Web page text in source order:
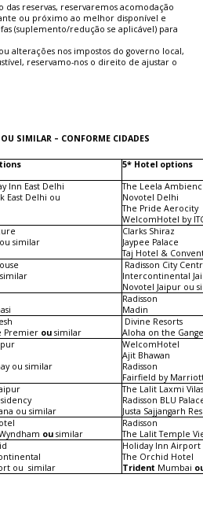
reservas, reservaremos acomodação
ou próximo ao melhor disponível e
(suplemento/redução se aplicável) para
alterações nos impostos do governo local,
reservamo-nos o direito de ajustar o
SIMILAR – CONFORME CIDADES
5* Hotel options
Inn East Delhi
East Delhi ou
The Leela
Novotel Delhi
The Pride Aerocity
WelcomHotel by
similar
Clarks Shiraz
Jaypee Palace
Taj Hotel &
Radisson City
Intercontinental
Novotel Jaipur ou
Radisson
Madin
Premier ousimilar
Divine Resorts
Aloha on the
ou similar
WelcomHotel
Ajit Bhawan
Radisson
Fairfield by
ou similar
The Lalit Laxmi
Radisson BLU
Justa Sajjangarh
ousimilar
Radisson
The Lalit Temple
ou similar
Holiday Inn Airport
The Orchid Hotel
Trident Mumbai